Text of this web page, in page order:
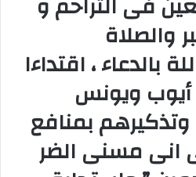
والصلاة
بالدعاء ، اقتداءا
أيوب ويونس
بمنافع
انى مسنى الضر